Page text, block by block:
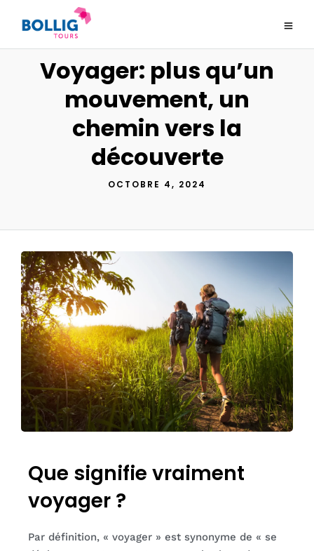
Voyager: plus qu’un
mouvement, un
chemin vers la
découverte
OCTOBRE 4, 2024
Que signifie vraiment
voyager ?
Par définition, « voyager » est synonyme de « se